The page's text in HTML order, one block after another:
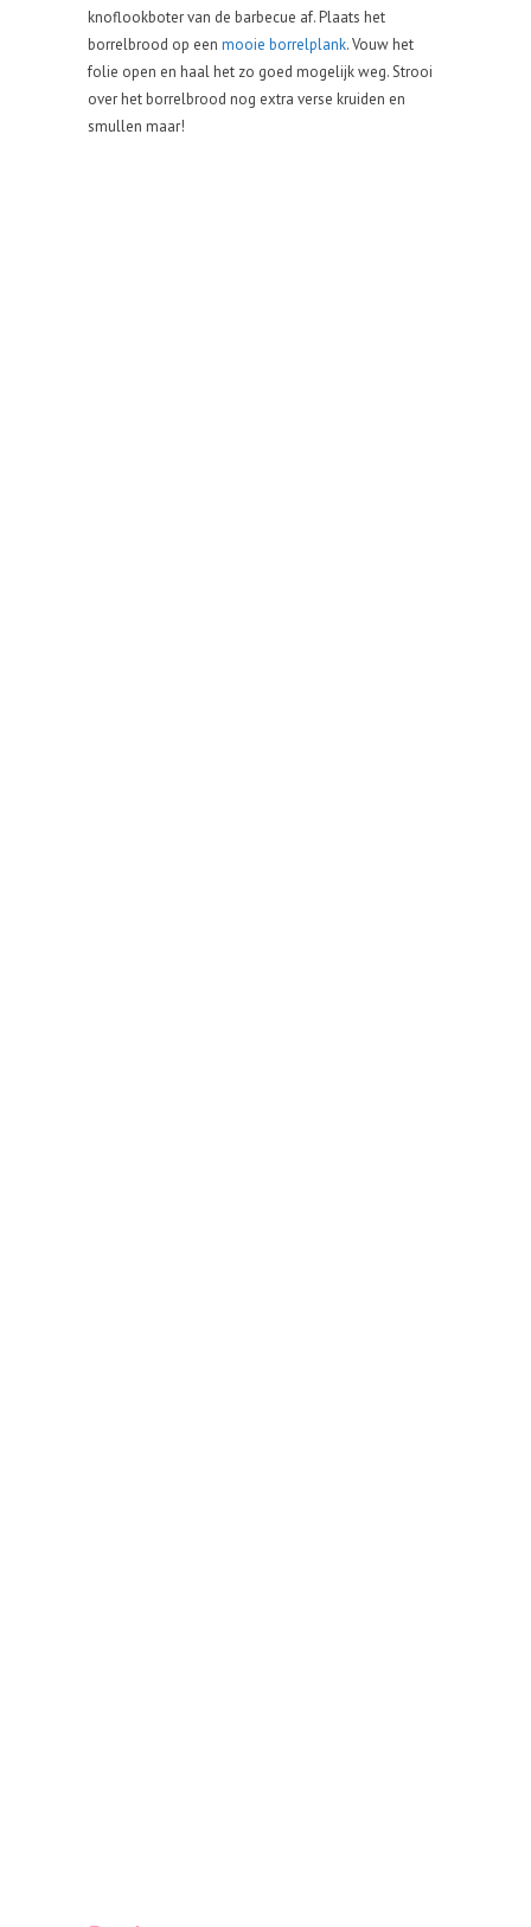
knoflookboter van de barbecue af. Plaats het
borrelbrood op een mooie borrelplank. Vouw het
folie open en haal het zo goed mogelijk weg. Strooi
over het borrelbrood nog extra verse kruiden en
smullen maar!